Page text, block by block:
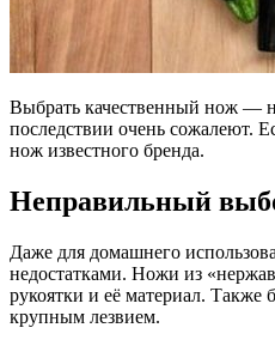
Выбрать качественный нож —
последствии очень сожалеют.
нож известного бренда.
Неправильный
Даже для домашнего
недостатками. Ножи из
рукоятки и её материал.
крупным лезвием.